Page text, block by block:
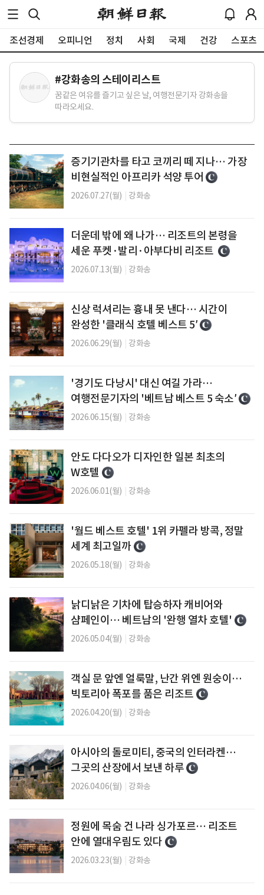
조선경제 오피니언 정치 사회 국제 건강 스포츠
#강화송의 스테이리스트
꿈같은 여유를 즐기고 싶은 날, 여행전문기자 강화송을
따라오세요.
증기기관차를 타고 코끼리 떼 지나… 가장
비현실적인 아프리카 석양 투어
2026.07.27(월) 강화송
더운데 밖에 왜 나가… 리조트의 본령을
세운 푸켓·발리·아부다비 리조트
2026.07.13(월) 강화송
신상 럭셔리는 흉내 못 낸다… 시간이
완성한 '클래식 호텔 베스트 5′
2026.06.29(월) 강화송
'경기도 다낭시' 대신 여길 가라…
여행전문기자의 '베트남 베스트 5 숙소′
2026.06.15(월) 강화송
안도 다다오가 디자인한 일본 최초의
W호텔
2026.06.01(월) 강화송
'월드 베스트 호텔' 1위 카펠라 방콕, 정말
세계 최고일까
2026.05.18(월) 강화송
낡디낡은 기차에 탑승하자 캐비어와
샴페인이… 베트남의 '완행 열차 호텔'
2026.05.04(월) 강화송
객실 문 앞엔 얼룩말, 난간 위엔 원숭이…
빅토리아 폭포를 품은 리조트
2026.04.20(월) 강화송
아시아의 돌로미티, 중국의 인터라켄…
그곳의 산장에서 보낸 하루
2026.04.06(월) 강화송
정원에 목숨 건 나라 싱가포르… 리조트
안에 열대우림도 있다
2026.03.23(월) 강화송